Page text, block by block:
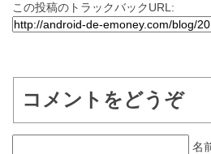
この投稿のトラックバックURL:
コメントをどうぞ
名